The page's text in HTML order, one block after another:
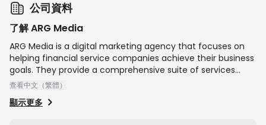
公司資料
了解 ARG Media
ARG Media is a digital marketing agency that focuses on
helping financial service companies achieve their business
goals. They provide a comprehensive suite of services
tailored to the finance industry, including targeted lead
marketing, and affiliate marketing, aiming to enhance
查看中文（繁體）
顯示更多